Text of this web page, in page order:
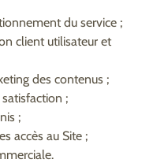
du service ;
client utilisateur et
des contenus ;
;
;
accès au Site ;